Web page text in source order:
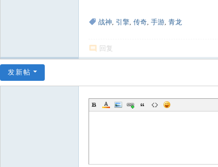
战神, 引擎, 传奇, 手游, 青龙
回复
发新帖